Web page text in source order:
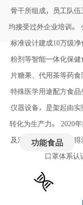
骨干所组成，员工队伍
均接受过外企业培训。
标准设计建成10万级净
粉剂等智能一体化保
片糖果、代用茶等药
特殊医学用途配方食
仪器设备，是架起由
转化为生产力。 2020
及消毒剂生产线，取
口罩体系认
功能食品